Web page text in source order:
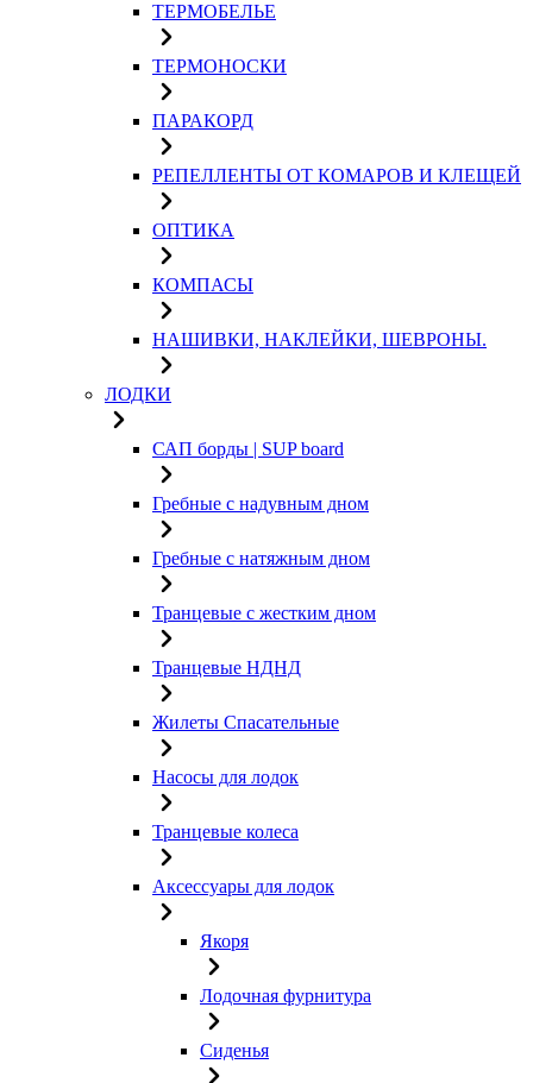
ТЕРМОБЕЛЬЕ
ТЕРМОНОСКИ
ПАРАКОРД
РЕПЕЛЛЕНТЫ ОТ КОМАРОВ И КЛЕЩЕЙ
ОПТИКА
КОМПАСЫ
НАШИВКИ, НАКЛЕЙКИ, ШЕВРОНЫ.
ЛОДКИ
САП борды | SUP board
Гребные с надувным дном
Гребные с натяжным дном
Транцевые с жестким дном
Транцевые НДНД
Жилеты Спасательные
Насосы для лодок
Транцевые колеса
Аксессуары для лодок
Якоря
Лодочная фурнитура
Сиденья